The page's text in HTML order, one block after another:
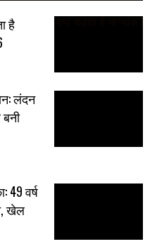
है
लंदन
49 वर्ष
खेल